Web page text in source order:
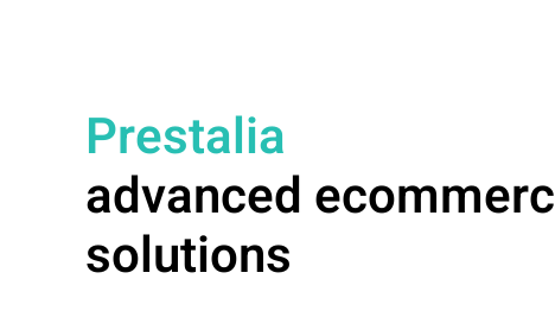
Prestalia
advanced
solutions